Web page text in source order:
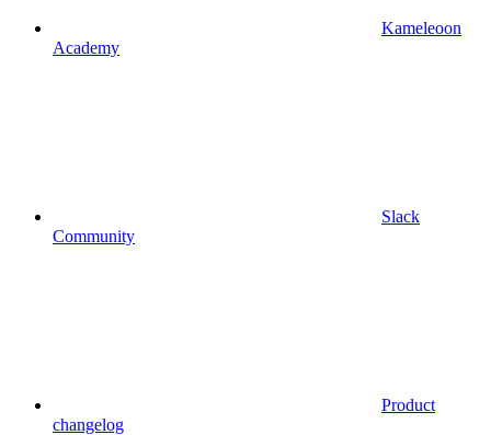
Kameleoon
Academy
Slack
Community
Product
changelog